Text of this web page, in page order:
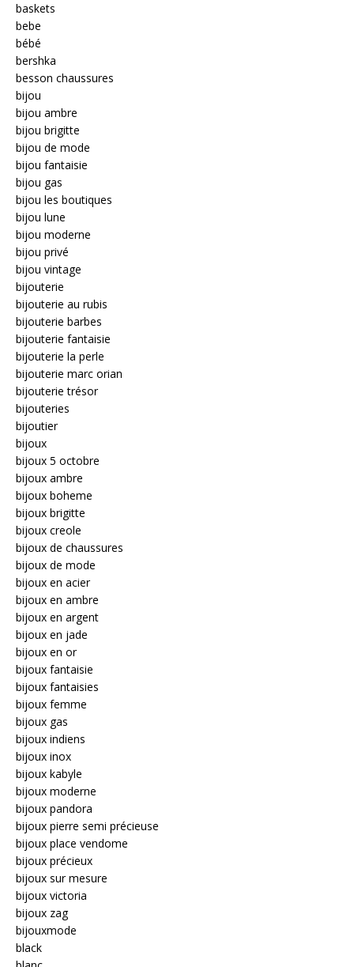
baskets
bebe
bébé
bershka
besson chaussures
bijou
bijou ambre
bijou brigitte
bijou de mode
bijou fantaisie
bijou gas
bijou les boutiques
bijou lune
bijou moderne
bijou privé
bijou vintage
bijouterie
bijouterie au rubis
bijouterie barbes
bijouterie fantaisie
bijouterie la perle
bijouterie marc orian
bijouterie trésor
bijouteries
bijoutier
bijoux
bijoux 5 octobre
bijoux ambre
bijoux boheme
bijoux brigitte
bijoux creole
bijoux de chaussures
bijoux de mode
bijoux en acier
bijoux en ambre
bijoux en argent
bijoux en jade
bijoux en or
bijoux fantaisie
bijoux fantaisies
bijoux femme
bijoux gas
bijoux indiens
bijoux inox
bijoux kabyle
bijoux moderne
bijoux pandora
bijoux pierre semi précieuse
bijoux place vendome
bijoux précieux
bijoux sur mesure
bijoux victoria
bijoux zag
bijouxmode
black